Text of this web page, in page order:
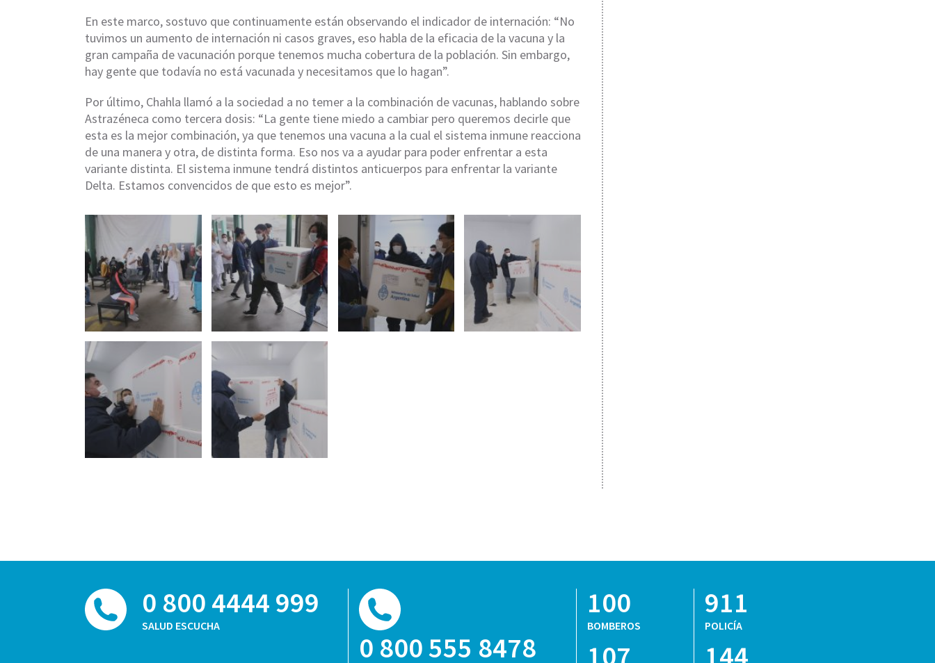
En este marco, sostuvo que continuamente están observando el indicador de internación: “No
tuvimos un aumento de internación ni casos graves, eso habla de la eficacia de la vacuna y la
gran campaña de vacunación porque tenemos mucha cobertura de la población. Sin embargo,
hay gente que todavía no está vacunada y necesitamos que lo hagan”.
Por último, Chahla llamó a la sociedad a no temer a la combinación de vacunas, hablando sobre
Astrazéneca como tercera dosis: “La gente tiene miedo a cambiar pero queremos decirle que
esta es la mejor combinación, ya que tenemos una vacuna a la cual el sistema inmune reacciona
de una manera y otra, de distinta forma. Eso nos va a ayudar para poder enfrentar a esta
variante distinta. El sistema inmune tendrá distintos anticuerpos para enfrentar la variante
Delta. Estamos convencidos de que esto es mejor”.
0 800 4444 999
SALUD ESCUCHA
0 800 555 8478
100
BOMBEROS
107
911
POLICÍA
144